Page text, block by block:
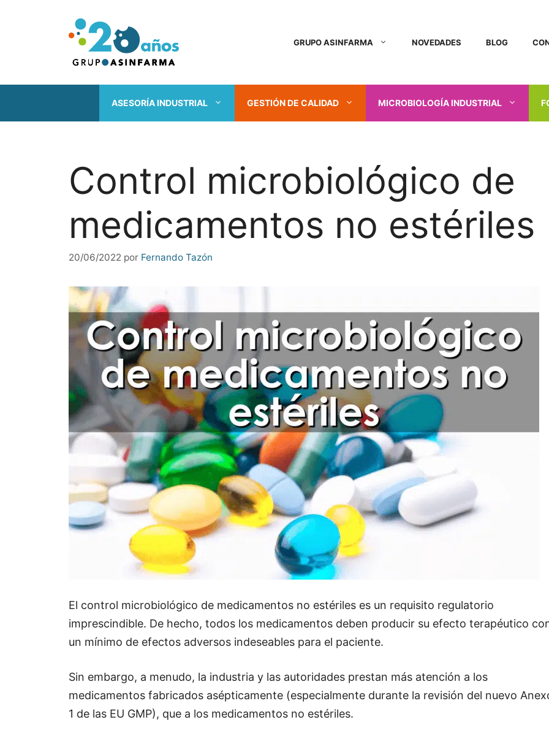
GRUPO ASINFARMA NOVEDADES BLOG
ASESORÍA INDUSTRIAL GESTIÓN DE CALIDAD MICROBIOLOGÍA INDUSTRIAL
Control microbiológico de
medicamentos no estériles
20/06/2022 por Fernando Tazón
El control microbiológico de medicamentos no estériles es un requisito regulatorio
imprescindible. De hecho, todos los medicamentos deben producir su efecto terapéutico
un mínimo de efectos adversos indeseables para el paciente.
Sin embargo, a menudo, la industria y las autoridades prestan más atención a los
medicamentos fabricados asépticamente (especialmente durante la revisión del nuevo
1 de las EU GMP), que a los medicamentos no estériles.